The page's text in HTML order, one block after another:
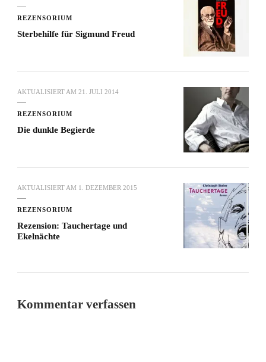
REZENSORIUM
Sterbehilfe für Sigmund Freud
AKTUALISIERT AM 21. JULI 2014
REZENSORIUM
Die dunkle Begierde
AKTUALISIERT AM 1. DEZEMBER 2015
REZENSORIUM
Rezension: Tauchertage und
Ekelnächte
Kommentar verfassen